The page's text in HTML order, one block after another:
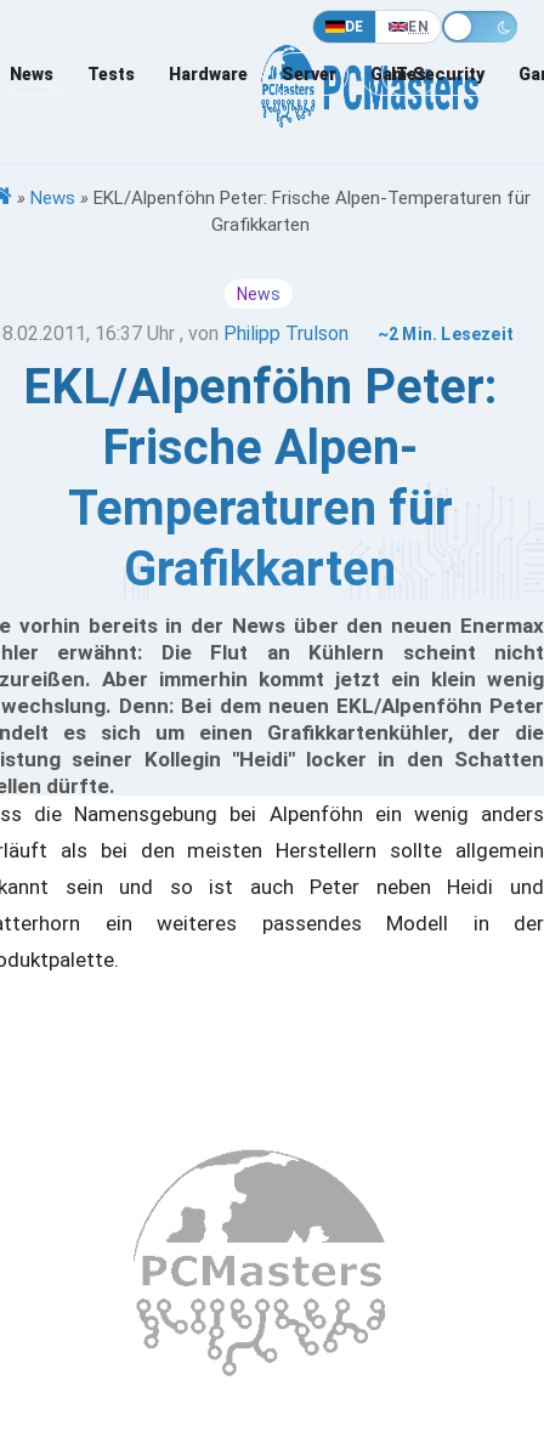
DE EN
News Tests Hardware Server Games
IT-Security
» News » EKL/Alpenföhn Peter: Frische Alpen-Temperaturen für
Grafikkarten
News
16:37 Uhr , von Philipp Trulson ~2 Min. Lesezeit
EKL/Alpenföhn Peter:
Frische Alpen-
Temperaturen für
Grafikkarten
vorhin bereits in der News über den neuen Enermax
erwähnt: Die Flut an Kühlern scheint nicht
Aber immerhin kommt jetzt ein klein wenig
Denn: Bei dem neuen EKL/Alpenföhn Peter
es sich um einen Grafikkartenkühler, der die
seiner Kollegin "Heidi" locker in den Schatten
dürfte.
die Namensgebung bei Alpenföhn ein wenig anders
als bei den meisten Herstellern sollte allgemein
sein und so ist auch Peter neben Heidi und
ein weiteres passendes Modell in der